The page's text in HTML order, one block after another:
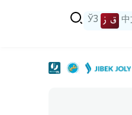
ق ز ЎЗ